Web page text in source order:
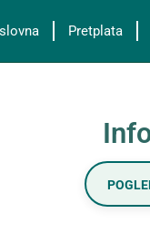
Pretplata